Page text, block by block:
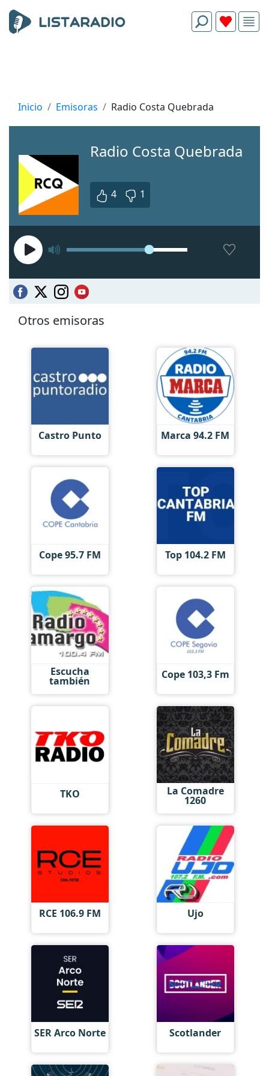
Inicio Emisoras Radio Costa Quebrada
Radio Costa Quebrada
4 1
Otros emisoras
Castro Punto Marca 94.2 FM
Cope 95.7 FM Top 104.2 FM
Escucha
también Cope 103,3 Fm
TKO La Comadre
1260
RCE 106.9 FM Ujo
SER Arco Norte Scotlander